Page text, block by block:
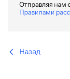
Отправляя нам
Правилами
Назад